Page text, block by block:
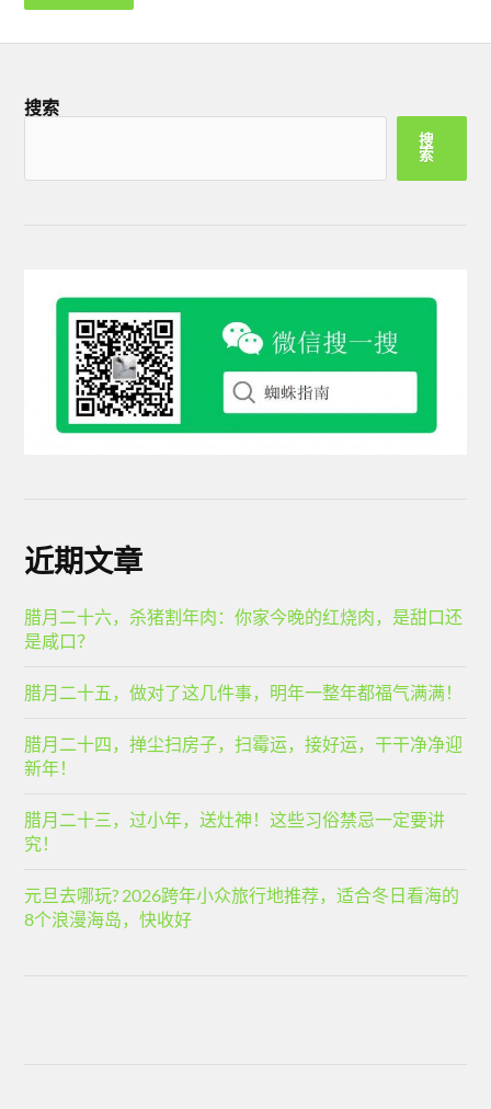
搜索
搜
索
近期文章
腊月二十六，杀猪割年肉：你家今晚的红烧肉，是甜口还
是咸口？
腊月二十五，做对了这几件事，明年一整年都福气满满！
腊月二十四，掸尘扫房子，扫霉运，接好运，干干净净迎
新年！
腊月二十三，过小年，送灶神！这些习俗禁忌一定要讲
究！
元旦去哪玩? 2026跨年小众旅行地推荐，适合冬日看海的
8个浪漫海岛，快收好